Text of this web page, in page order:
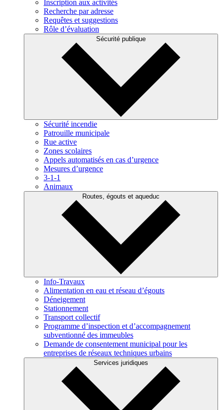
Inscription aux activités
Recherche par adresse
Requêtes et suggestions
Rôle d’évaluation
Sécurité publique
Sécurité incendie
Patrouille municipale
Rue active
Zones scolaires
Appels automatisés en cas d’urgence
Mesures d’urgence
3-1-1
Animaux
Routes, égouts et aqueduc
Info-Travaux
Alimentation en eau et réseau d’égouts
Déneigement
Stationnement
Transport collectif
Programme d’inspection et d’accompagnement
subventionné des immeubles
Demande de consentement municipal pour les
entreprises de réseaux techniques urbains
Services juridiques